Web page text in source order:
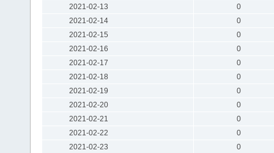
2021-02-13
0
2021-02-14
0
2021-02-15
0
2021-02-16
0
2021-02-17
0
2021-02-18
0
2021-02-19
0
2021-02-20
0
2021-02-21
0
2021-02-22
0
2021-02-23
0